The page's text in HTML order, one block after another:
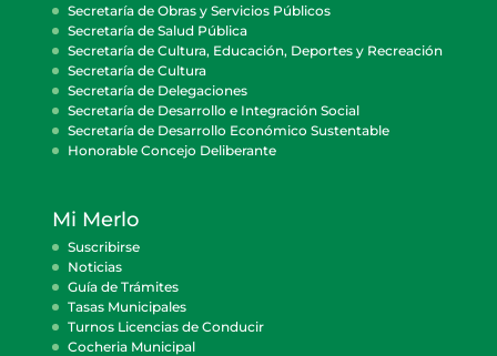
Secretaría de Obras y Servicios Públicos
Secretaría de Salud Pública
Secretaría de Cultura, Educación, Deportes y Recreación
Secretaría de Cultura
Secretaría de Delegaciones
Secretaría de Desarrollo e Integración Social
Secretaría de Desarrollo Económico Sustentable
Honorable Concejo Deliberante
Mi Merlo
Suscribirse
Noticias
Guía de Trámites
Tasas Municipales
Turnos Licencias de Conducir
Cocheria Municipal